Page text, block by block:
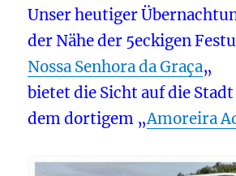
Unser heutiger
der Nähe der 5eckigen
Nossa Senhora da Graça„
bietet die Sicht auf die Stadt
dem dortigem „Amoreira